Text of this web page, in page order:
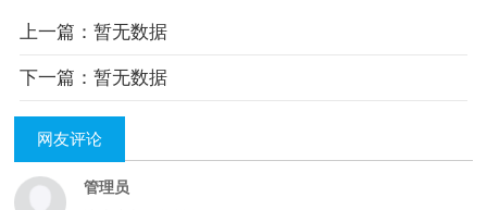
上一篇：暂无数据
下一篇：暂无数据
网友评论
管理员